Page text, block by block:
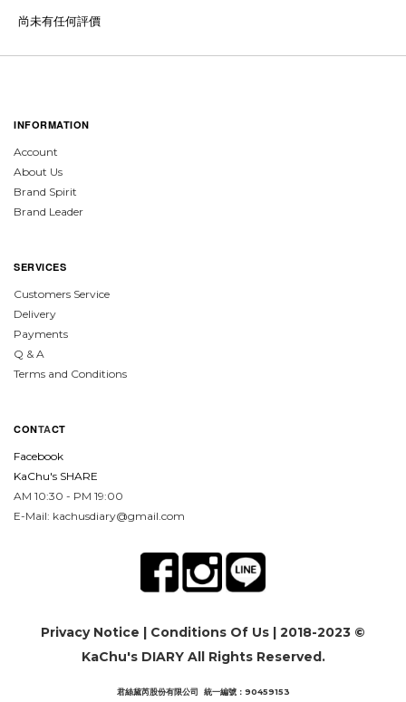
尚未有任何評價
INFORMATION
Account
About Us
Brand Spirit
Brand Leader
SERVICES
Customers Service
Delivery
Payments
Q & A
Terms and Conditions
CONTACT
Facebook
KaChu's SHARE
AM 10:30 - PM 19:00
E-Mail: kachusdiary@gmail.com
Privacy Notice | Conditions Of Us | 2018-2023 ©
KaChu's DIARY All Rights Reserved.
君絲黛芮股份有限公司 統一編號：90459153